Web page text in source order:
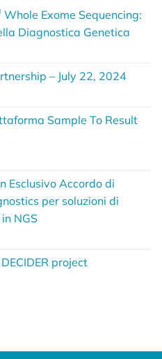
Whole Exome Sequencing:
Diagnostica Genetica
– July 22, 2024
Sample To Result
Esclusivo Accordo di
per soluzioni di
NGS
project